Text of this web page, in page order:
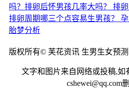
吗？排卵后怀男孩几率大吗？
排
排卵周期哪三个点容易生男孩？
胎梦分析
版权所有© 芙花资讯 生男生女预
文字和图片来自网络或投稿,如
cshewei@qq.com